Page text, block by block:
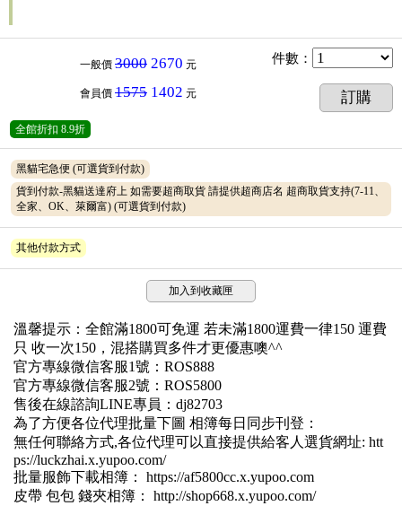
一般價 3000 2670 元
會員價 1575 1402 元
件數 ：
訂購
全館折扣 8.9折
黑貓宅急便 (可選貨到付款)
貨到付款-黑貓送達府上 如需要超商取貨 請提供超商店名 超商取貨支持(7-11、
全家、OK、萊爾富) (可選貨到付款)
其他付款方式
加入到收藏匣
溫馨提示：全館滿1800可免運 若未滿1800運費一律150 運費
只 收一次150，混搭購買多件才更優惠噢^^
官方專線微信客服1號：ROS888
官方專線微信客服2號：ROS5800
售後在線諮詢LINE專員：dj82703
為了方便各位代理批量下圖 相簿每日同步刊登：
無任何聯絡方式,各位代理可以直接提供給客人選貨網址: htt
ps://luckzhai.x.yupoo.com/
批量服飾下載相簿： https://af5800cc.x.yupoo.com
皮帶 包包 錢夾相簿： http://shop668.x.yupoo.com/